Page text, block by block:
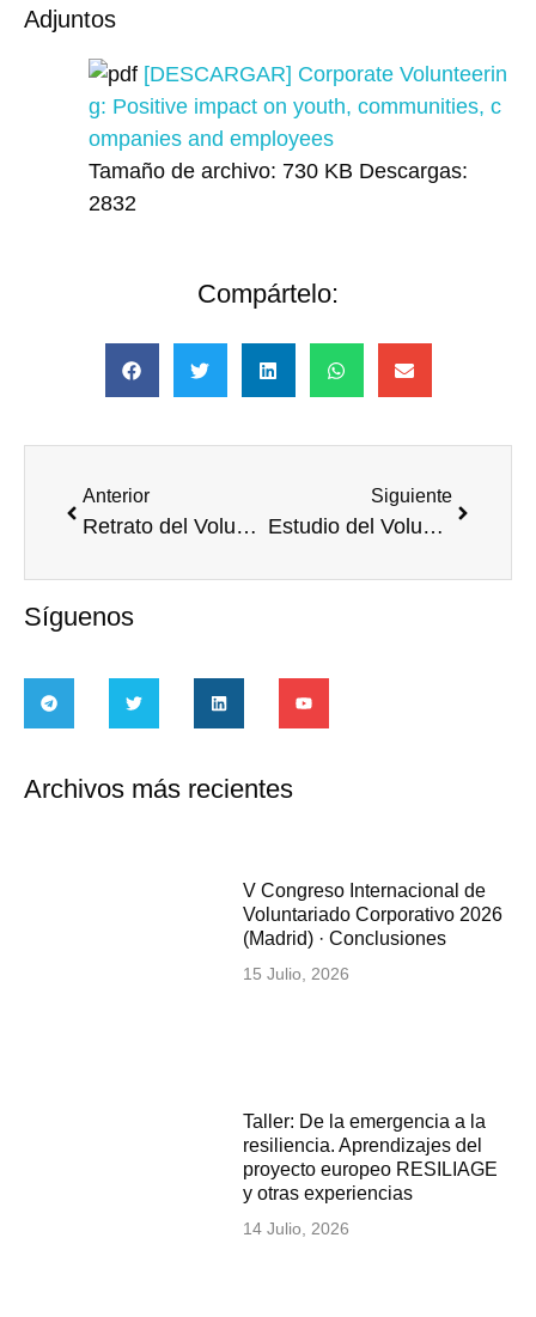
Adjuntos
[DESCARGAR] Corporate Volunteerin
g: Positive impact on youth, communities, c
ompanies and employees
Tamaño de archivo: 730 KB Descargas:
2832
Compártelo:
Anterior
Retrato del Voluntariado en España
Siguiente
Estudio del Voluntariado Corporativo Empresarial en el Mundo
Síguenos
Archivos más recientes
V Congreso Internacional de
Voluntariado Corporativo 2026
(Madrid) · Conclusiones
15 Julio, 2026
Taller: De la emergencia a la
resiliencia. Aprendizajes del
proyecto europeo RESILIAGE
y otras experiencias
14 Julio, 2026